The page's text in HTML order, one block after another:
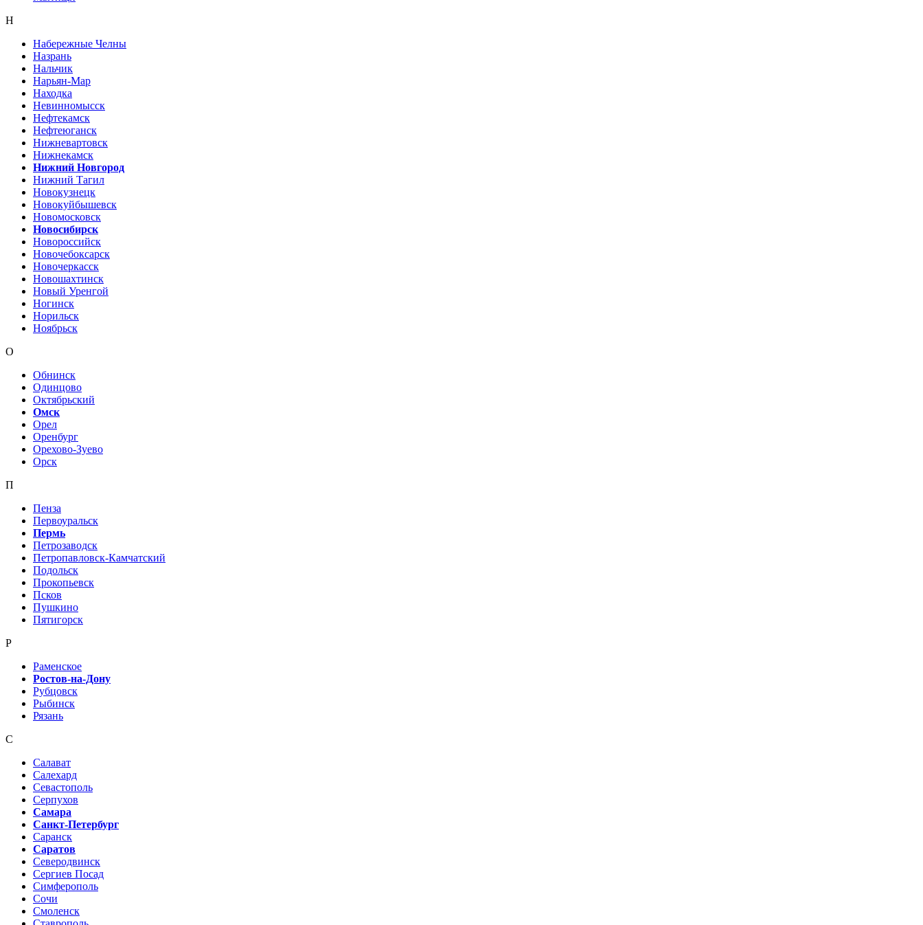
Н
Набережные Челны
Назрань
Нальчик
Нарьян-Мар
Находка
Невинномысск
Нефтекамск
Нефтеюганск
Нижневартовск
Нижнекамск
Нижний Новгород
Нижний Тагил
Новокузнецк
Новокуйбышевск
Новомосковск
Новосибирск
Новороссийск
Новочебоксарск
Новочеркасск
Новошахтинск
Новый Уренгой
Ногинск
Норильск
Ноябрьск
О
Обнинск
Одинцово
Октябрьский
Омск
Орел
Оренбург
Орехово-Зуево
Орск
П
Пенза
Первоуральск
Пермь
Петрозаводск
Петропавловск-Камчатский
Подольск
Прокопьевск
Псков
Пушкино
Пятигорск
Р
Раменское
Ростов-на-Дону
Рубцовск
Рыбинск
Рязань
С
Салават
Салехард
Севастополь
Серпухов
Самара
Санкт-Петербург
Саранск
Саратов
Северодвинск
Сергиев Посад
Симферополь
Сочи
Смоленск